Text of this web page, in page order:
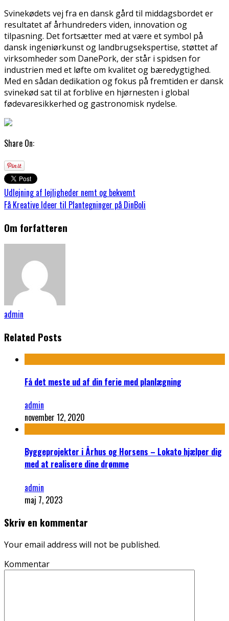
Svinekødets vej fra en dansk gård til middagsbordet er
resultatet af århundreders viden, innovation og
tilpasning. Det fortsætter med at være et symbol på
dansk ingeniørkunst og landbrugsekspertise, støttet af
virksomheder som DanePork, der står i spidsen for
industrien med et løfte om kvalitet og bæredygtighed.
Med en sådan dedikation og fokus på fremtiden er dansk
svinekød sat til at forblive en hjørnesten i global
fødevaresikkerhed og gastronomisk nydelse.
Share On:
Udlejning af lejligheder nemt og bekvemt
Få Kreative Ideer til Plantegninger på DinBoli
Om forfatteren
admin
Related Posts
Få det meste ud af din ferie med planlægning
admin
november 12, 2020
Byggeprojekter i Århus og Horsens – Lokato hjælper dig
med at realisere dine drømme
admin
maj 7, 2023
Skriv en kommentar
Your email address will not be published.
Kommentar